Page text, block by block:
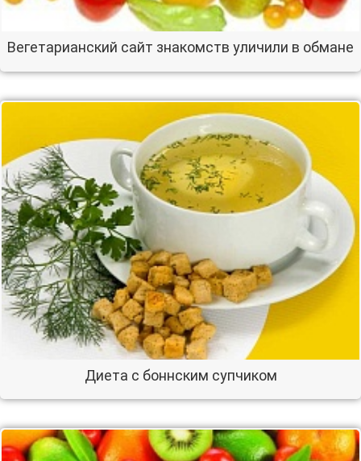
Вегетарианский сайт знакомств уличили в обмане
Диета с боннским супчиком